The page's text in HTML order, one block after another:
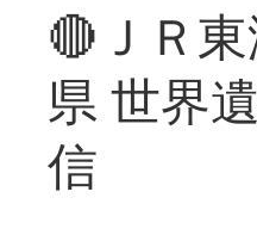
🔴ＪＲ
県 世界
信